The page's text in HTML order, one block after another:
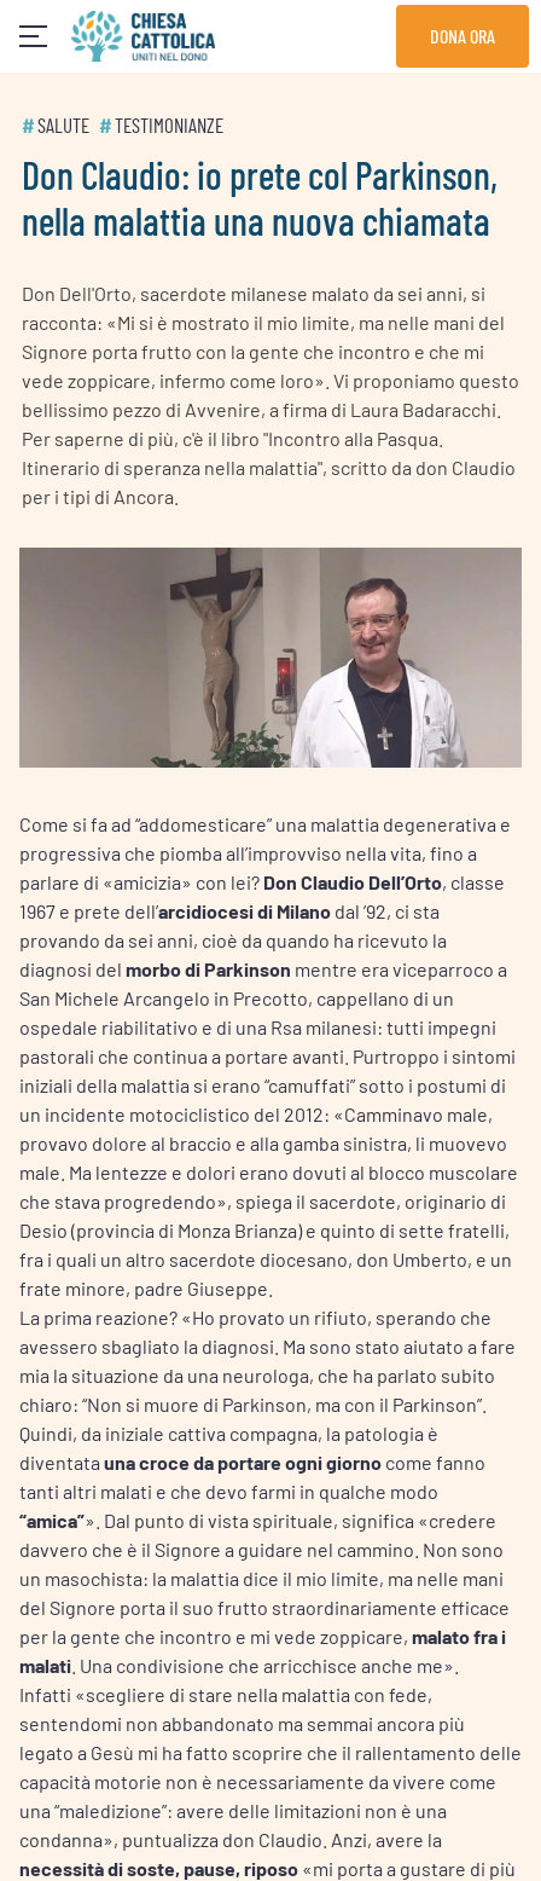
DONA ORA
#SALUTE #TESTIMONIANZE
Don Claudio: io prete col Parkinson,
nella malattia una nuova chiamata
Don Dell'Orto, sacerdote milanese malato da sei anni, si
racconta: «Mi si è mostrato il mio limite, ma nelle mani del
Signore porta frutto con la gente che incontro e che mi
vede zoppicare, infermo come loro». Vi proponiamo questo
bellissimo pezzo di Avvenire, a firma di Laura Badaracchi.
Per saperne di più, c'è il libro "Incontro alla Pasqua.
Itinerario di speranza nella malattia", scritto da don Claudio
per i tipi di Ancora.
Come si fa ad “addomesticare” una malattia degenerativa e
progressiva che piomba all’improvviso nella vita, fino a
parlare di «amicizia» con lei? Don Claudio Dell’Orto, classe
1967 e prete dell’arcidiocesi di Milano dal ’92, ci sta
provando da sei anni, cioè da quando ha ricevuto la
diagnosi del morbo di Parkinson mentre era viceparroco a
San Michele Arcangelo in Precotto, cappellano di un
ospedale riabilitativo e di una Rsa milanesi: tutti impegni
pastorali che continua a portare avanti. Purtroppo i sintomi
iniziali della malattia si erano “camuffati” sotto i postumi di
un incidente motociclistico del 2012: «Camminavo male,
provavo dolore al braccio e alla gamba sinistra, li muovevo
male. Ma lentezze e dolori erano dovuti al blocco muscolare
che stava progredendo», spiega il sacerdote, originario di
Desio (provincia di Monza Brianza) e quinto di sette fratelli,
fra i quali un altro sacerdote diocesano, don Umberto, e un
frate minore, padre Giuseppe.
La prima reazione? «Ho provato un rifiuto, sperando che
avessero sbagliato la diagnosi. Ma sono stato aiutato a fare
mia la situazione da una neurologa, che ha parlato subito
chiaro: “Non si muore di Parkinson, ma con il Parkinson”.
Quindi, da iniziale cattiva compagna, la patologia è
diventata una croce da portare ogni giorno come fanno
tanti altri malati e che devo farmi in qualche modo
“amica”». Dal punto di vista spirituale, significa «credere
davvero che è il Signore a guidare nel cammino. Non sono
un masochista: la malattia dice il mio limite, ma nelle mani
del Signore porta il suo frutto straordinariamente efficace
per la gente che incontro e mi vede zoppicare, malato fra i
malati . Una condivisione che arricchisce anche me».
Infatti «scegliere di stare nella malattia con fede,
sentendomi non abbandonato ma semmai ancora più
legato a Gesù mi ha fatto scoprire che il rallentamento delle
capacità motorie non è necessariamente da vivere come
una “maledizione”: avere delle limitazioni non è una
condanna», puntualizza don Claudio. Anzi, avere la
necessità di soste, pause, riposo «mi porta a gustare di più